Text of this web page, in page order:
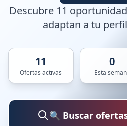
Descubre 11
adaptan a tu
11
Ofertas activas
0
Esta
🔍 Buscar